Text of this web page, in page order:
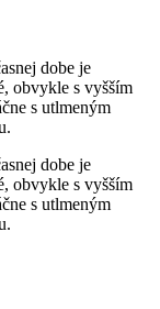
dobe je
obvykle s vyšším
s utlmeným
dobe je
obvykle s vyšším
s utlmeným